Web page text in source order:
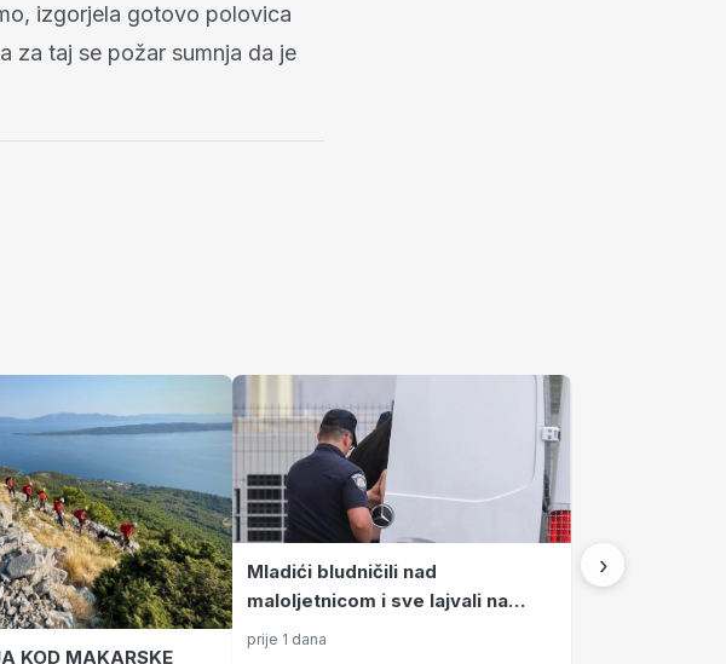
izgorjela gotovo polovica
za taj se požar sumnja da je
KOD MAKARSKE
Mladići bludničili nad
maloljetnicom i sve lajvali na
netu: "Stari te gleda u lajvu"
prije 1 dana
›